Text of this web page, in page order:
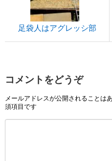
足袋人はアグレッシ部
コメントをどうぞ
メールアドレスが公開されることは
須項目です